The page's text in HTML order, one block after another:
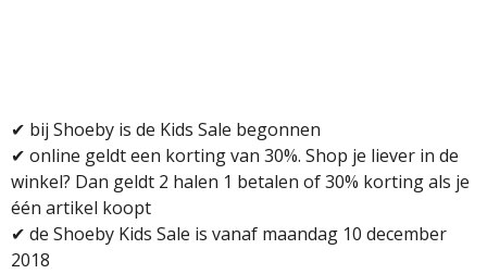
✔ bij Shoeby is de Kids Sale begonnen
✔ online geldt een korting van 30%. Shop je liever in de
winkel? Dan geldt 2 halen 1 betalen of 30% korting als je
één artikel koopt
✔ de Shoeby Kids Sale is vanaf maandag 10 december
2018